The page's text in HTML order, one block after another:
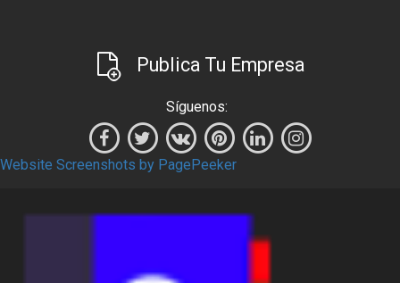
Publica Tu Empresa
Síguenos:
Website Screenshots by PagePeeker